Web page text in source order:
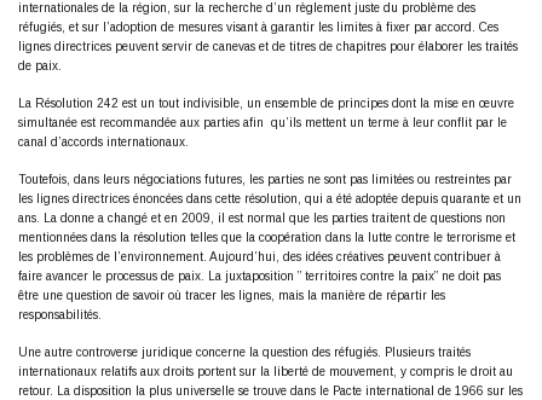
internationales de la région, sur la recherche d’un règlement juste du problème des
réfugiés, et sur l’adoption de mesures visant à garantir les limites à fixer par accord. Ces
lignes directrices peuvent servir de canevas et de titres de chapitres pour élaborer les traités
de paix.
La Résolution 242 est un tout indivisible, un ensemble de principes dont la mise en œuvre
simultanée est recommandée aux parties afin qu’ils mettent un terme à leur conflit par le
canal d’accords internationaux.
Toutefois, dans leurs négociations futures, les parties ne sont pas limitées ou restreintes par
les lignes directrices énoncées dans cette résolution, qui a été adoptée depuis quarante et un
ans. La donne a changé et en 2009, il est normal que les parties traitent de questions non
mentionnées dans la résolution telles que la coopération dans la lutte contre le terrorisme et
les problèmes de l’environnement. Aujourd’hui, des idées créatives peuvent contribuer à
faire avancer le processus de paix. La juxtaposition ” territoires contre la paix” ne doit pas
être une question de savoir où tracer les lignes, mais la manière de répartir les
responsabilités.
Une autre controverse juridique concerne la question des réfugiés. Plusieurs traités
internationaux relatifs aux droits portent sur la liberté de mouvement, y compris le droit au
retour. La disposition la plus universelle se trouve dans le Pacte international de 1966 sur les